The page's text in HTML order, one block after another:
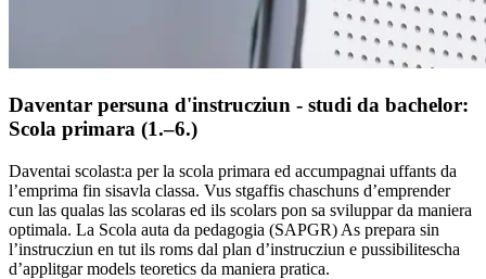
Daventar persuna d'instrucziun - studi da bachelor:
Scola primara (1.–6.)
Daventai scolast:a per la scola primara ed accumpagnai uffants da
l’emprima fin sisavla classa. Vus stgaffis chaschuns d’emprender
cun las qualas las scolaras ed ils scolars pon sa sviluppar da maniera
optimala. La Scola auta da pedagogia (SAPGR) As prepara sin
l’instrucziun en tut ils roms dal plan d’instrucziun e pussibilitescha
d’applitgar models teoretics da maniera pratica.